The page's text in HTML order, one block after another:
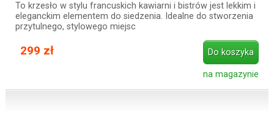
To krzesło w stylu francuskich kawiarni i bistrów jest lekkim i
eleganckim elementem do siedzenia. Idealne do stworzenia
przytulnego, stylowego miejsc
299 zł Do koszyka
na magazynie